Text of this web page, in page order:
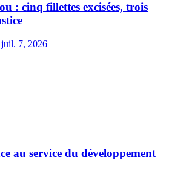
: cinq fillettes excisées, trois
juil. 7, 2026
au service du développement